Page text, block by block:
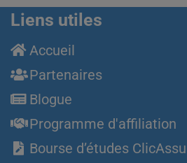
Liens utiles
Accueil
Partenaires
Blogue
Programme d'affiliation
Bourse d’études